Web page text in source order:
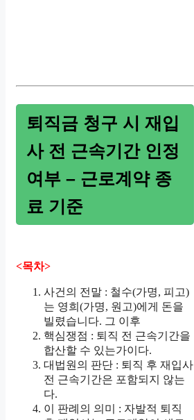
퇴직금 청구 시 재입
사 전 근속기간 인정
여부 – 근로계약 종
료 기준
<목차>
사건의 전말 : 철수(가명, 피고)
는 영희(가명, 원고)에게 돈을
빌렸습니다. 그 이후
핵심쟁점 : 퇴직 전 근속기간을
합산할 수 있는가이다.
대법원의 판단 : 퇴직 후 재입사
전 근속기간은 포함되지 않는
다.
이 판례의 의미 : 자발적 퇴직